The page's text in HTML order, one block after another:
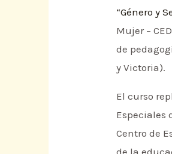
“Género y
Mujer –
de
y Victoria).
El curso
Especiales
Centro de
de la